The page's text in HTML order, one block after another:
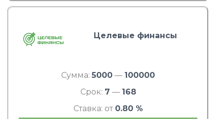
Целевые финансы
Сумма: 5000 — 100000
Срок: 7 — 168
Ставка: от 0.80 %